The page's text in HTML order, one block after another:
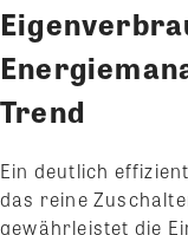
Trend
Ein deutlich
das reine
gewährleistet die